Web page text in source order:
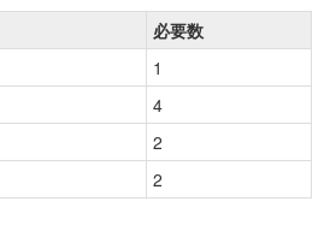
必要数
1
4
2
2